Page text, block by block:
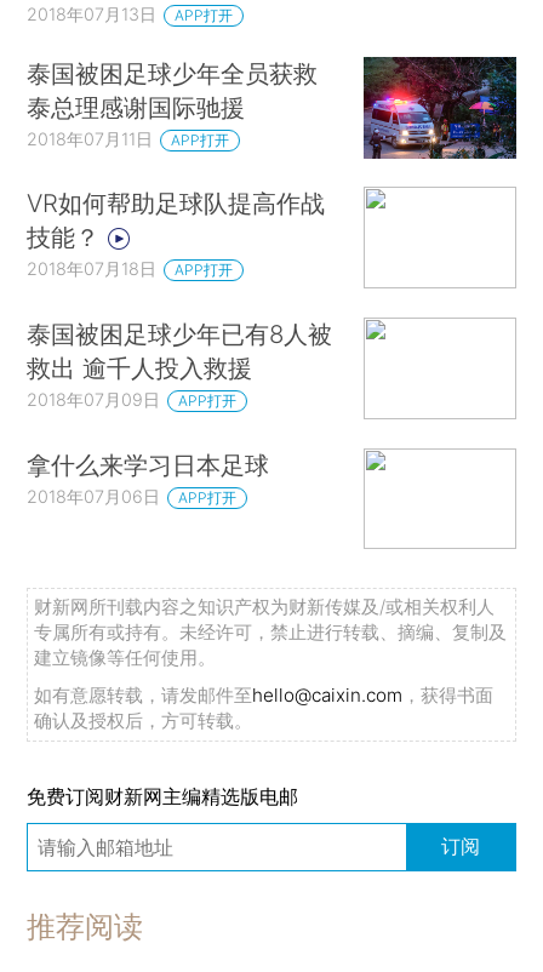
2018年07月13日 APP打开
泰国被困足球少年全员获救
泰总理感谢国际驰援
2018年07月11日 APP打开
VR如何帮助足球队提高作战
技能？
2018年07月18日 APP打开
泰国被困足球少年已有8人被
救出 逾千人投入救援
2018年07月09日 APP打开
拿什么来学习日本足球
2018年07月06日 APP打开
财新网所刊载内容之知识产权为财新传媒及/或相关权利人
专属所有或持有。未经许可，禁止进行转载、摘编、复制及
建立镜像等任何使用。
如有意愿转载，请发邮件至hello@caixin.com ，获得书面
确认及授权后，方可转载。
免费订阅财新网主编精选版电邮
订阅
推荐阅读